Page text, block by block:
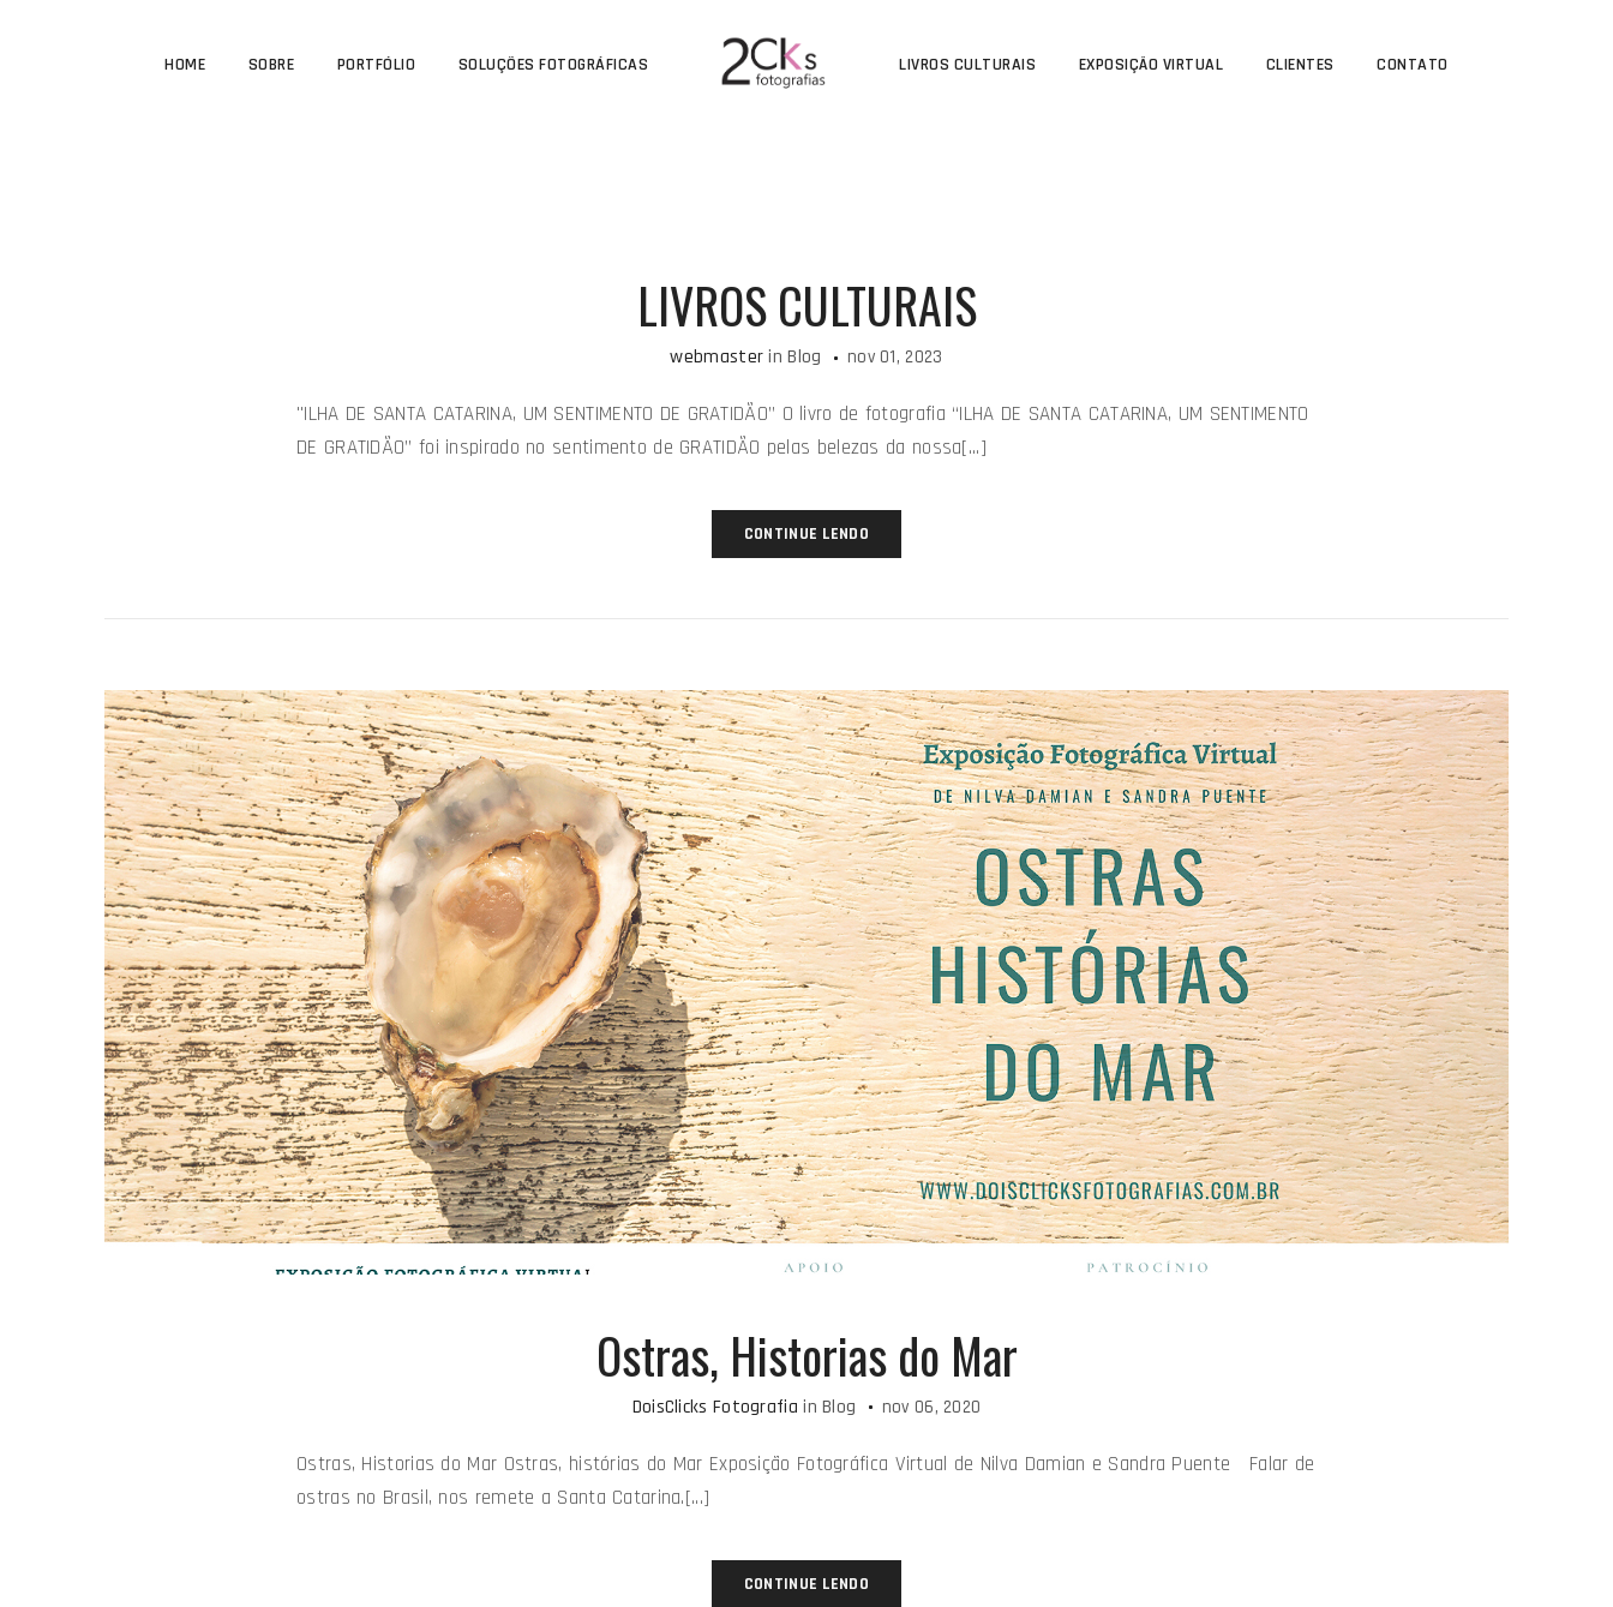
HOME SOBRE PORTFÓLIO SOLUÇÕES FOTOGRÁFICAS LIVROS CULTURAIS EXPOSIÇÃO VIRTUAL CLIENTES CONTATO
LIVROS CULTURAIS
webmasterinBlog nov 01, 2023
"ILHA DE SANTA CATARINA, UM SENTIMENTO DE GRATIDÃO” O livro de fotografia “ILHA DE SANTA CATARINA, UM SENTIMENTO
DE GRATIDÃO” foi inspirado no sentimento de GRATIDÃO pelas belezas da nossa[...]
CONTINUE LENDO
Ostras, Historias do Mar
DoisClicks Fotografia inBlog nov 06, 2020
Ostras, Historias do Mar Ostras, histórias do Mar Exposição Fotográfica Virtual de Nilva Damian e Sandra Puente Falar de
ostras no Brasil, nos remete a Santa Catarina.[...]
CONTINUE LENDO